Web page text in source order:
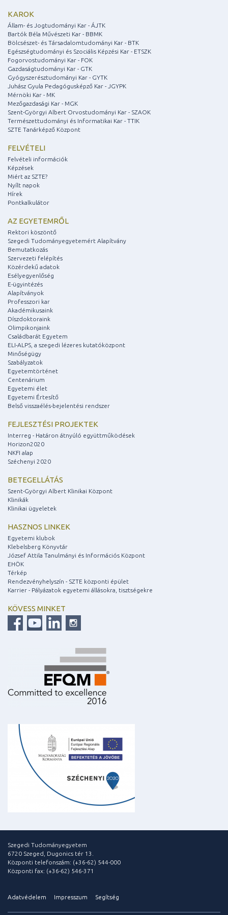
KAROK
Állam- és Jogtudományi Kar - ÁJTK
Bartók Béla Művészeti Kar - BBMK
Bölcsészet- és Társadalomtudományi Kar - BTK
Egészségtudományi és Szociális Képzési Kar - ETSZK
Fogorvostudományi Kar - FOK
Gazdaságtudományi Kar - GTK
Gyógyszerésztudományi Kar - GYTK
Juhász Gyula Pedagógusképző Kar - JGYPK
Mérnöki Kar - MK
Mezőgazdasági Kar - MGK
Szent-Györgyi Albert Orvostudományi Kar - SZAOK
Természettudományi és Informatikai Kar - TTIK
SZTE Tanárképző Központ
FELVÉTELI
Felvételi információk
Képzések
Miért az SZTE?
Nyílt napok
Hírek
Pontkalkulátor
AZ EGYETEMRŐL
Rektori köszöntő
Szegedi Tudományegyetemért Alapítvány
Bemutatkozás
Szervezeti felépítés
Közérdekű adatok
Esélyegyenlőség
E-ügyintézés
Alapítványok
Professzori kar
Akadémikusaink
Díszdoktoraink
Olimpikonjaink
Családbarát Egyetem
ELI-ALPS, a szegedi lézeres kutatóközpont
Minőségügy
Szabályzatok
Egyetemtörténet
Centenárium
Egyetemi élet
Egyetemi Értesítő
Belső visszaélés-bejelentési rendszer
FEJLESZTÉSI PROJEKTEK
Interreg - Határon átnyúló együttműködések
Horizon2020
NKFI alap
Széchenyi 2020
BETEGELLÁTÁS
Szent-Györgyi Albert Klinikai Központ
Klinikák
Klinikai ügyeletek
HASZNOS LINKEK
Egyetemi klubok
Klebelsberg Könyvtár
József Attila Tanulmányi és Információs Központ
EHÖK
Térkép
Rendezvényhelyszín - SZTE központi épület
Karrier - Pályázatok egyetemi állásokra, tisztségekre
KÖVESS MINKET
Szegedi Tudományegyetem
6720 Szeged, Dugonics tér 13.
Központi telefonszám: (+36-62) 544-000
Központi fax: (+36-62) 546-371
Adatvédelem Impresszum Segítség